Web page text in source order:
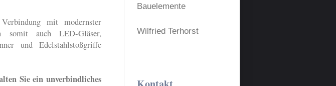
mit modernster
auch LED-Gläser,
und Edelstahlstoßgriffe
Sie ein unverbindliches
Bauelemente
Wilfried Terhorst